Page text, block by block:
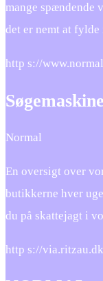
mange spændende
det er nemt at
http s://
Normal
En oversigt over
butikkerne hver
du på skattejagt i
http s://